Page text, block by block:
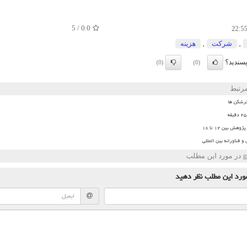
0.0
/
5
شركت هزینه
(0)
(0)
ها
بین ۱۲ تا ۱۸
فناورانه بین المللی
این مطلبنظر دهید